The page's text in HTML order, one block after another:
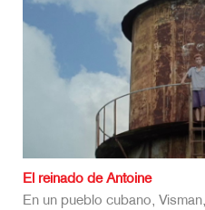
El reinado de Antoine
En un pueblo cubano,